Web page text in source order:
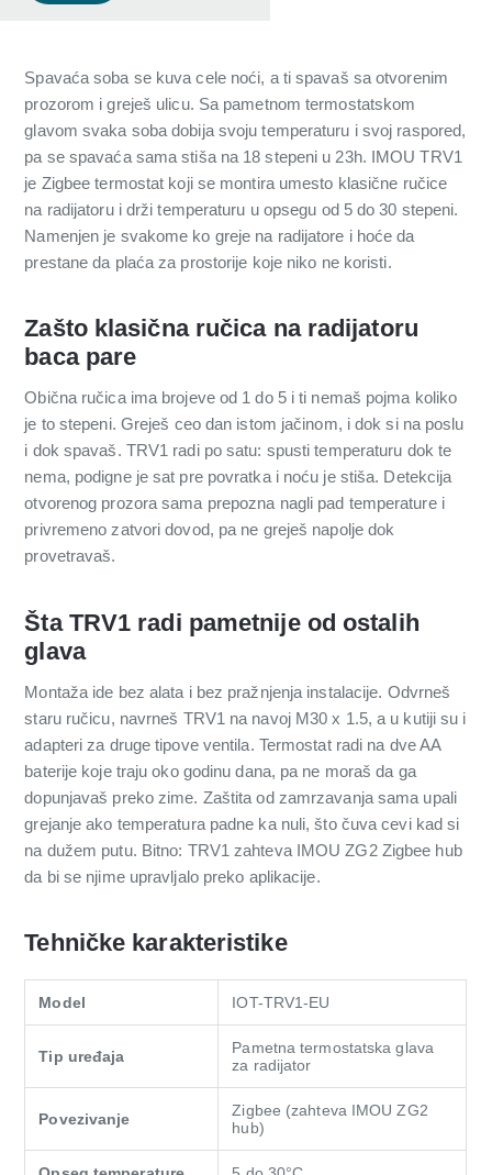
Spavaća soba se kuva cele noći, a ti spavaš sa otvorenim
prozorom i grejеš ulicu. Sa pametnom termostatskom
glavom svaka soba dobija svoju temperaturu i svoj raspored,
pa se spavaća sama stiša na 18 stepeni u 23h. IMOU TRV1
je Zigbee termostat koji se montira umesto klasične ručice
na radijatoru i drži temperaturu u opsegu od 5 do 30 stepeni.
Namenjen je svakome ko greje na radijatore i hoće da
prestane da plaća za prostorije koje niko ne koristi.
Zašto klasična ručica na radijatoru
baca pare
Obična ručica ima brojeve od 1 do 5 i ti nemaš pojma koliko
je to stepeni. Greješ ceo dan istom jačinom, i dok si na poslu
i dok spavaš. TRV1 radi po satu: spusti temperaturu dok te
nema, podigne je sat pre povratka i noću je stiša. Detekcija
otvorenog prozora sama prepozna nagli pad temperature i
privremeno zatvori dovod, pa ne grejеš napolje dok
provetravaš.
Šta TRV1 radi pametnije od ostalih
glava
Montaža ide bez alata i bez pražnjenja instalacije. Odvrneš
staru ručicu, navrneš TRV1 na navoj M30 x 1.5, a u kutiji su i
adapteri za druge tipove ventila. Termostat radi na dve AA
baterije koje traju oko godinu dana, pa ne moraš da ga
dopunjavaš preko zime. Zaštita od zamrzavanja sama upali
grejanje ako temperatura padne ka nuli, što čuva cevi kad si
na dužem putu. Bitno: TRV1 zahteva IMOU ZG2 Zigbee hub
da bi se njime upravljalo preko aplikacije.
Tehničke karakteristike
Model IOT-TRV1-EU
Tip uređaja
Pametna termostatska glava
za radijator
Povezivanje
Zigbee (zahteva IMOU ZG2
hub)